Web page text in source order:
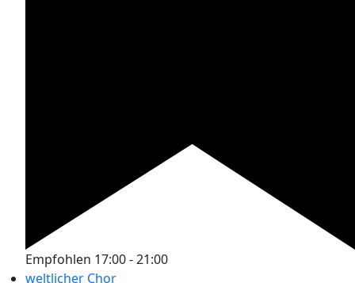
Empfohlen 17:00-21:00
weltlicher Chor